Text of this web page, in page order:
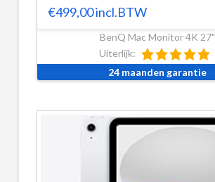
€499,00incl.BTW
BenQ Mac Monitor 4K 27"
Uiterlijk:
24 maanden garantie